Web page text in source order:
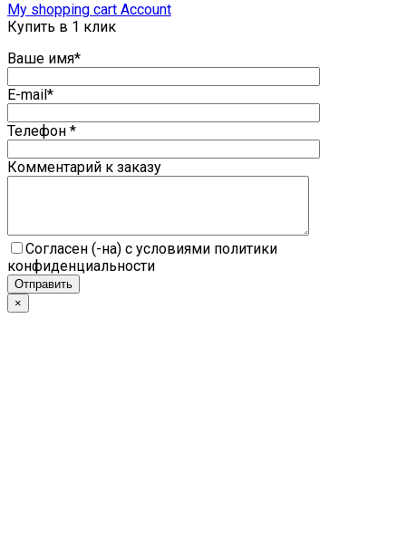
My shopping cart Account
Купить в 1 клик
Ваше имя*
E-mail*
Телефон *
Комментарий к заказу
Согласен (-на) с условиями политики
конфиденциальности
×